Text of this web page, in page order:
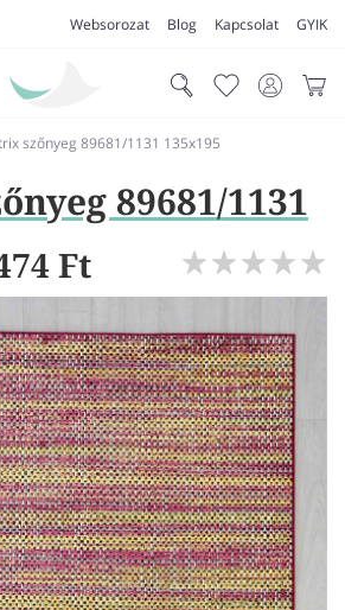
Websorozat Blog Kapcsolat GYIK
AKCIÓK
SZŐNYEG
LAKÁSTEXTIL
MŰFŰ
PADLÓ
PADLÓ
LÁBTÖRLŐ
SZŐNYEG
szőnyeg 89681/1131 135x195
89681/1131
Ft